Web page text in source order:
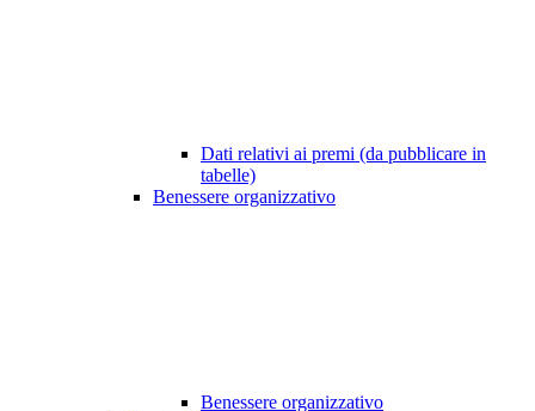
Dati relativi ai premi (da pubblicare in
tabelle)
Benessere organizzativo
Benessere organizzativo